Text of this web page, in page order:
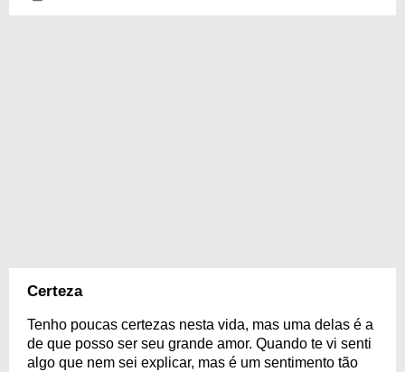
Certeza
Tenho poucas certezas nesta vida, mas uma delas é a
de que posso ser seu grande amor. Quando te vi senti
algo que nem sei explicar, mas é um sentimento tão